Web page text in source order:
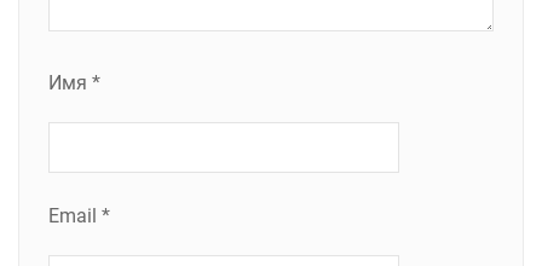
Имя *
Email *